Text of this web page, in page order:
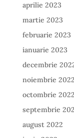
aprilie 2023
martie 2023
februarie 2023
ianuarie 2023
decembrie
noiembrie 2022
octombrie 2022
septembrie
august 2022